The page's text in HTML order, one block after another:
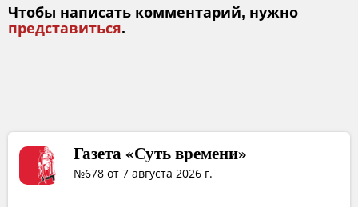
Чтобы написать комментарий, нужно
представиться.
Газета «Суть времени»
№678 от 7 августа 2026 г.